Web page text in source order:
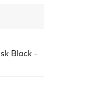
Black -